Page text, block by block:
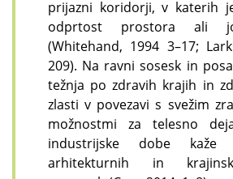
prijazni koridorji, v katerih
odprtost prostora ali
(Whitehand, 1994 3–17;
209). Na ravni sosesk in
težnja po zdravih krajih in
zlasti v povezavi s svežim
možnostmi za telesno
industrijske dobe kaže
arhitekturnih in